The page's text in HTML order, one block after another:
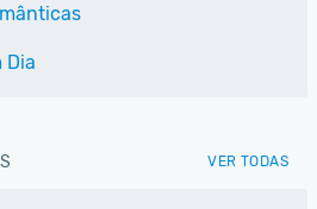
Dia
VER TODAS